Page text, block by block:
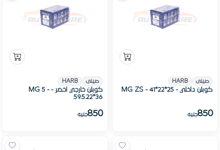
صينى HARB
كوبلن داخلي - MG ZS - 41*22*25
850جنيه
صينى HARB
كوبلن خارجي اخضر - MG 5 -
59.5.22*36
850جنيه